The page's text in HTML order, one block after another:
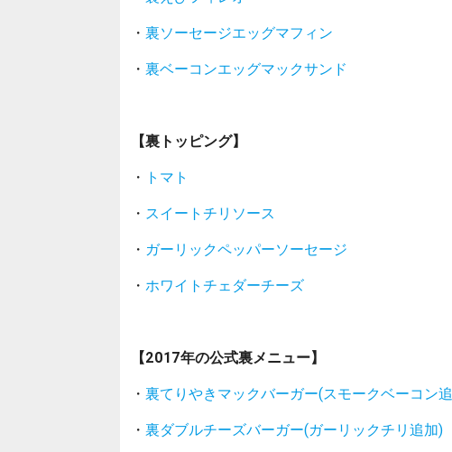
・ 裏ソーセージエッグマフィン
・ 裏ベーコンエッグマックサンド
【裏トッピング】
・ トマト
・ スイートチリソース
・ ガーリックペッパーソーセージ
・ ホワイトチェダーチーズ
【2017年の公式裏メニュー】
・ 裏てりやきマックバーガー(スモークベーコン
・ 裏ダブルチーズバーガー(ガーリックチリ追加)